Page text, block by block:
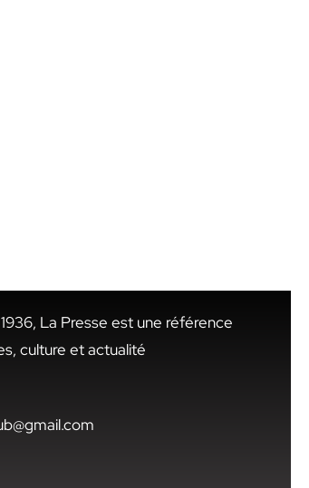
La Presse est une référence
culture et actualité